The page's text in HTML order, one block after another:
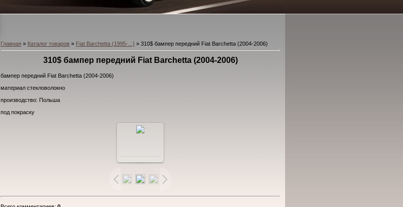
Главная » Каталог товаров » Fiat Barchetta (1995-...) » 310$ бампер передний Fiat Barchetta (2004-2006)
310$ бампер передний Fiat Barchetta (2004-2006)
бампер передний Fiat Barchetta (2004-2006)
материал стекловолокно
производство: Польша
под покраску
размере